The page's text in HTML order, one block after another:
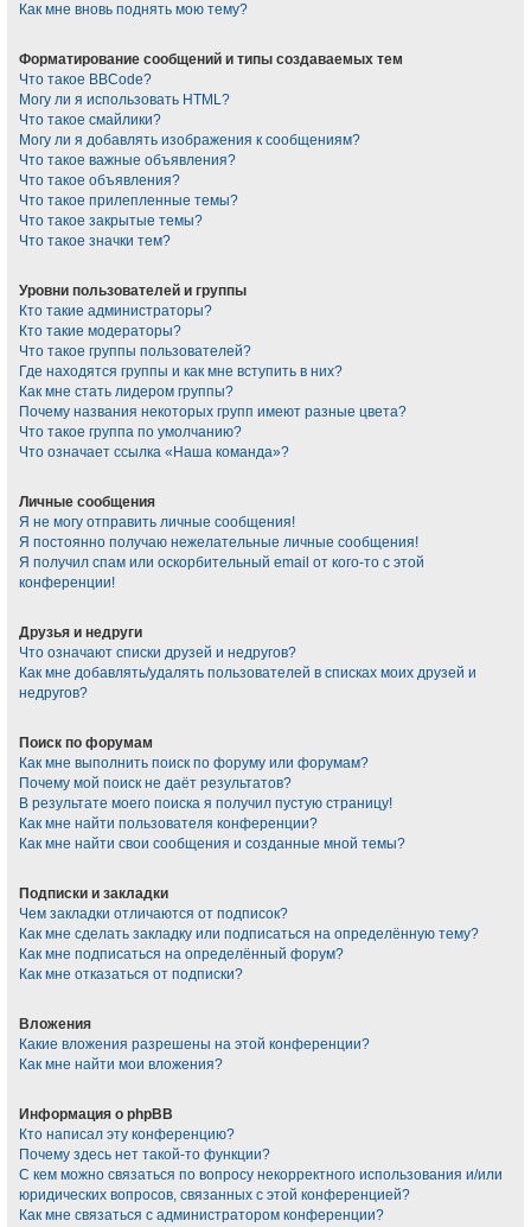
Как мне вновь поднять мою тему?
Форматирование сообщений и типы создаваемых тем
Что такое BBCode?
Могу ли я использовать HTML?
Что такое смайлики?
Могу ли я добавлять изображения к сообщениям?
Что такое важные объявления?
Что такое объявления?
Что такое прилепленные темы?
Что такое закрытые темы?
Что такое значки тем?
Уровни пользователей и группы
Кто такие администраторы?
Кто такие модераторы?
Что такое группы пользователей?
Где находятся группы и как мне вступить в них?
Как мне стать лидером группы?
Почему названия некоторых групп имеют разные цвета?
Что такое группа по умолчанию?
Что означает ссылка «Наша команда»?
Личные сообщения
Я не могу отправить личные сообщения!
Я постоянно получаю нежелательные личные сообщения!
Я получил спам или оскорбительный email от кого-то с этой
конференции!
Друзья и недруги
Что означают списки друзей и недругов?
Как мне добавлять/удалять пользователей в списках моих друзей и
недругов?
Поиск по форумам
Как мне выполнить поиск по форуму или форумам?
Почему мой поиск не даёт результатов?
В результате моего поиска я получил пустую страницу!
Как мне найти пользователя конференции?
Как мне найти свои сообщения и созданные мной темы?
Подписки и закладки
Чем закладки отличаются от подписок?
Как мне сделать закладку или подписаться на определённую тему?
Как мне подписаться на определённый форум?
Как мне отказаться от подписки?
Вложения
Какие вложения разрешены на этой конференции?
Как мне найти мои вложения?
Информация о phpBB
Кто написал эту конференцию?
Почему здесь нет такой-то функции?
С кем можно связаться по вопросу некорректного использования и/или
юридических вопросов, связанных с этой конференцией?
Как мне связаться с администратором конференции?